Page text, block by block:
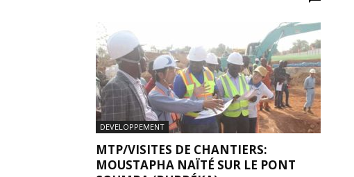
DEVELOPPEMENT
MTP/VISITES DE CHANTIERS:
MOUSTAPHA NAÏTÉ SUR LE PONT